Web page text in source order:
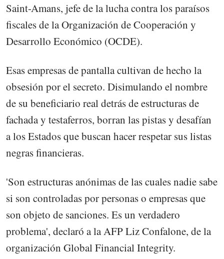
Saint-Amans, jefe de la lucha contra los paraísos
fiscales de la Organización de Cooperación y
Desarrollo Económico (OCDE).
Esas empresas de pantalla cultivan de hecho la
obsesión por el secreto. Disimulando el nombre
de su beneficiario real detrás de estructuras de
fachada y testaferros, borran las pistas y desafían
a los Estados que buscan hacer respetar sus listas
negras financieras.
'Son estructuras anónimas de las cuales nadie sabe
si son controladas por personas o empresas que
son objeto de sanciones. Es un verdadero
problema', declaró a la AFP Liz Confalone, de la
organización Global Financial Integrity.